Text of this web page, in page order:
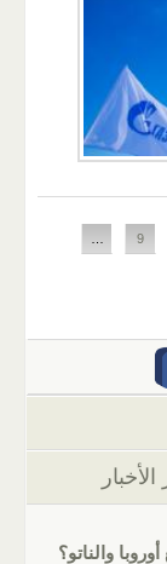
9
الأخبار
والناتو؟